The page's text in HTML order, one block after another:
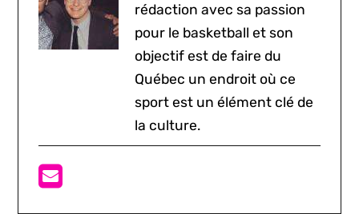
rédaction avec sa passion
pour le basketball et son
objectif est de faire du
Québec un endroit où ce
sport est un élément clé de
la culture.